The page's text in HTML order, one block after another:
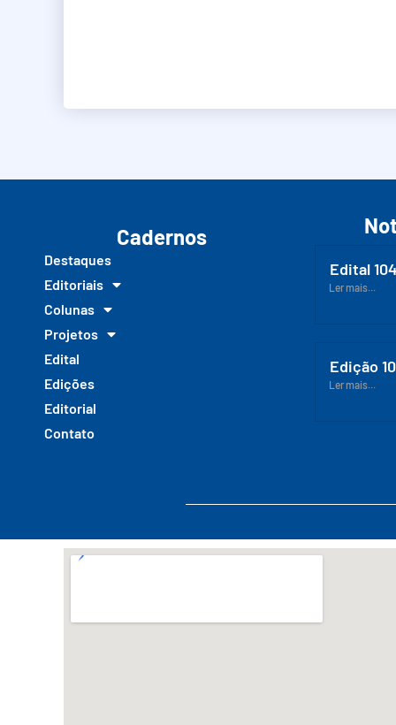
Cadernos
Destaques
Editoriais
Colunas
Projetos
Edital
Edições
Editorial
Contato
Edital
Ler mais...
Edição
Ler mais...